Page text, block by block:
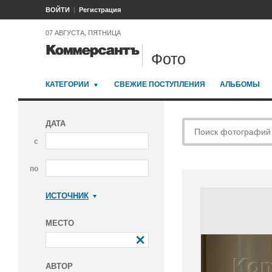
ВОЙТИ Регистрация
07 АВГУСТА, ПЯТНИЦА
Фото
КАТЕГОРИИ СВЕЖИЕ ПОСТУПЛЕНИЯ АЛЬБОМЫ
ДАТА
с
по
ИСТОЧНИК
МЕСТО
АВТОР